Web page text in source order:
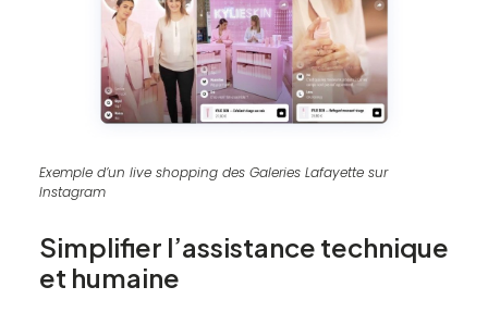
Exemple d’un live shopping des Galeries Lafayette sur
Instagram
Simplifier l’assistance technique
et humaine